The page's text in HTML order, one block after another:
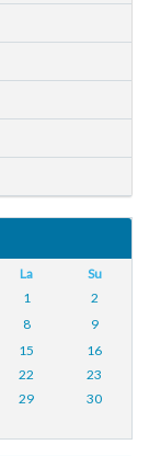
La
Su
1
2
8
9
15
16
22
23
29
30